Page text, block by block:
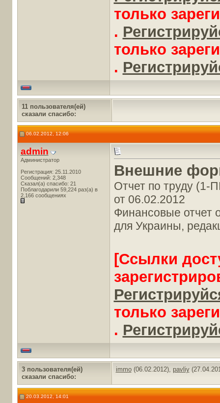
только
.
только
.
11 пользователя(ей)
сказали cпасибо:
06.02.2012, 12:06
admin
Администратор
Регистрация: 25.11.2010
Сообщений: 2,348
Сказал(а) спасибо: 21
Поблагодарили 59,224 раз(а) в
2,166 сообщениях
Внешние
Отчет по труду (1-
от 06.02.2012
Финансовые отчет
для Украины,
[Ссылки
только
.
3 пользователя(ей)
сказали cпасибо:
immo(06.02.2012), pavliy
20.03.2012, 14:01